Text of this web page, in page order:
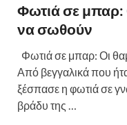
Φωτιά σε μπαρ:
να σωθούν
Φωτιά σε μπαρ: Οι
Από βεγγαλικά που
ξέσπασε η φωτιά σε
βράδυ της …